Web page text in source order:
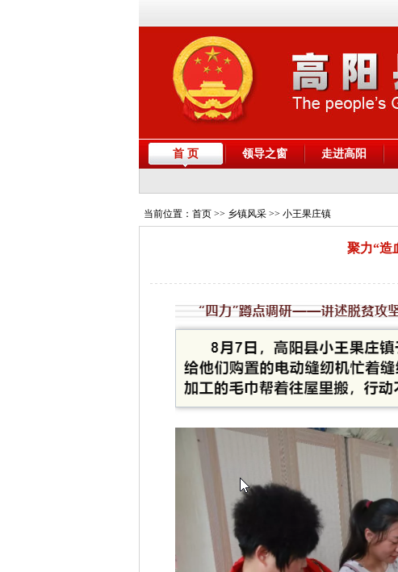
首 页 领导之窗 走进高阳
当前位置： 首页 >> 乡镇风采 >> 小王果庄镇
聚力“造